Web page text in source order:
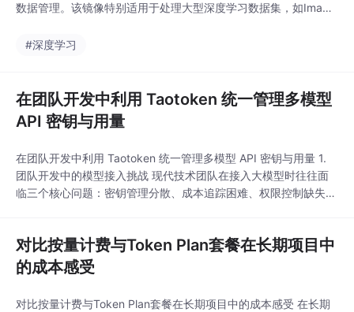
数据管理。该镜像特别适用于处理大型深度学习数据集，如Image
率。
#深度学习
在团队开发中利用 Taotoken 统一管理多模型
API 密钥与用量
在团队开发中利用 Taotoken 统一管理多模型 API 密钥与用量 1.
团队开发中的模型接入挑战 现代技术团队在接入大模型时往往面
临三个核心问题：密钥管理分散、成本追踪困难、权限控制缺失。
得财务部门难以汇总分析；新成员加入或离职时，权限调整缺乏标
准化流程。 Taotok
对比按量计费与Token Plan套餐在长期项目中
的成本感受
对比按量计费与Token Plan套餐在长期项目中的成本感受 在长期